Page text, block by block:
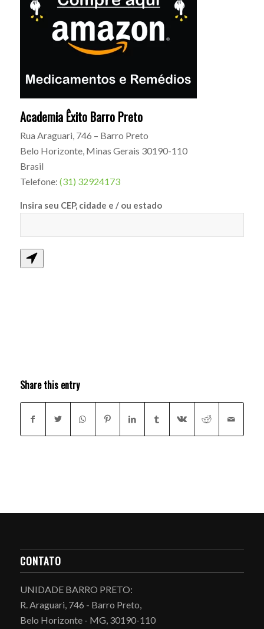
Academia Êxito Barro Preto
Rua Araguari, 746 – Barro Preto
Belo Horizonte, Minas Gerais 30190-110
Brasil
Telefone: (31) 32924173
Insira seu CEP, cidade e / ou estado
Share this entry
CONTATO
UNIDADE BARRO PRETO:
R. Araguari, 746 - Barro Preto,
Belo Horizonte - MG, 30190-110